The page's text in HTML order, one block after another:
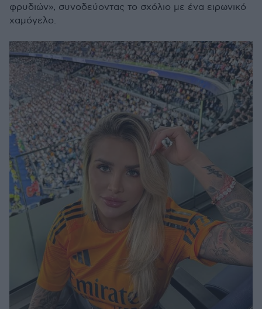
φρυδιών», συνοδεύοντας το σχόλιο με ένα ειρωνικό
χαμόγελο.